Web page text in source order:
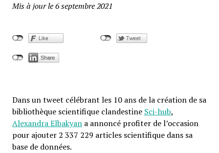
Mis à jour le 6 septembre 2021
Dans un tweet célébrant les 10 ans de la création de sa
bibliothèque scientifique clandestine Sci-hub,
Alexandra Elbakyana annoncé profiter de l’occasion
pour ajouter 2 337 229 articles scientifique dans sa
base de données.